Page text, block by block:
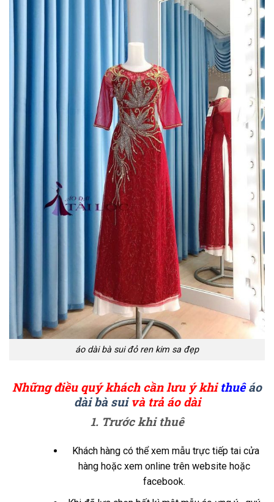
áo dài bà sui đỏ ren kim sa đẹp
Những điều quý khách cần lưu ý khi thuêáo
dài bà suivà trả áo dài
1. Trước khi thuê
Khách hàng có thể xem mẫu trực tiếp tai cửa
hàng hoặc xem online trên website hoặc
facebook.